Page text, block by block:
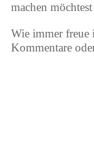
machen
Wie immer freue
Kommentare